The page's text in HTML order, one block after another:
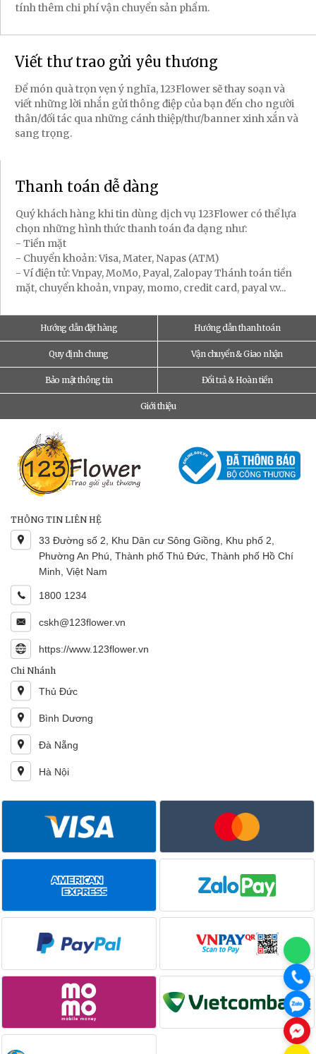
tính thêm chi phí vận chuyển sản phẩm.
Viết thư trao gửi yêu thương
Để món quà trọn vẹn ý nghĩa, 123Flower sẽ thay soạn và
viết những lời nhắn gửi thông điệp của bạn đến cho người
thân/đối tác qua những cánh thiệp/thư/banner xinh xắn và
sang trọng.
Thanh toán dễ dàng
Quý khách hàng khi tin dùng dịch vụ 123Flower có thể lựa
chọn những hình thức thanh toán đa dạng như:
- Tiền mặt
- Chuyển khoản: Visa, Mater, Napas (ATM)
- Ví điện tử: Vnpay, MoMo, Payal, Zalopay Thánh toán tiền
mặt, chuyển khoản, vnpay, momo, credit card, payal v.v...
Hướng dẫn đặt hàng Hướng dẫn thanh toán
Quy định chung Vận chuyển & Giao nhận
Bảo mật thông tin Đổi trả & Hoàn tiền
Giới thiệu
THÔNG TIN LIÊN HỆ
33 Đường số 2, Khu Dân cư Sông Giồng, Khu phố 2,
Phường An Phú, Thành phố Thủ Đức, Thành phố Hồ Chí
Minh, Việt Nam
1800 1234
cskh@123flower.vn
https://www.123flower.vn
Chi Nhánh
Thủ Đức
Bình Dương
Đà Nẵng
Hà Nội